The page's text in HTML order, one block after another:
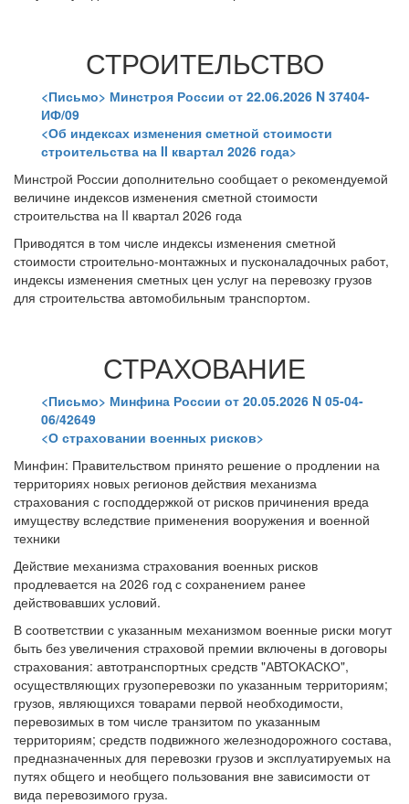
СТРОИТЕЛЬСТВО
<Письмо> Минстроя России от 22.06.2026 N 37404-
ИФ/09
<Об индексах изменения сметной стоимости
строительства на II квартал 2026 года>
Минстрой России дополнительно сообщает о рекомендуемой
величине индексов изменения сметной стоимости
строительства на II квартал 2026 года
Приводятся в том числе индексы изменения сметной
стоимости строительно-монтажных и пусконаладочных работ,
индексы изменения сметных цен услуг на перевозку грузов
для строительства автомобильным транспортом.
СТРАХОВАНИЕ
<Письмо> Минфина России от 20.05.2026 N 05-04-
06/42649
<О страховании военных рисков>
Минфин: Правительством принято решение о продлении на
территориях новых регионов действия механизма
страхования с господдержкой от рисков причинения вреда
имуществу вследствие применения вооружения и военной
техники
Действие механизма страхования военных рисков
продлевается на 2026 год с сохранением ранее
действовавших условий.
В соответствии с указанным механизмом военные риски могут
быть без увеличения страховой премии включены в договоры
страхования: автотранспортных средств "АВТОКАСКО",
осуществляющих грузоперевозки по указанным территориям;
грузов, являющихся товарами первой необходимости,
перевозимых в том числе транзитом по указанным
территориям; средств подвижного железнодорожного состава,
предназначенных для перевозки грузов и эксплуатируемых на
путях общего и необщего пользования вне зависимости от
вида перевозимого груза.